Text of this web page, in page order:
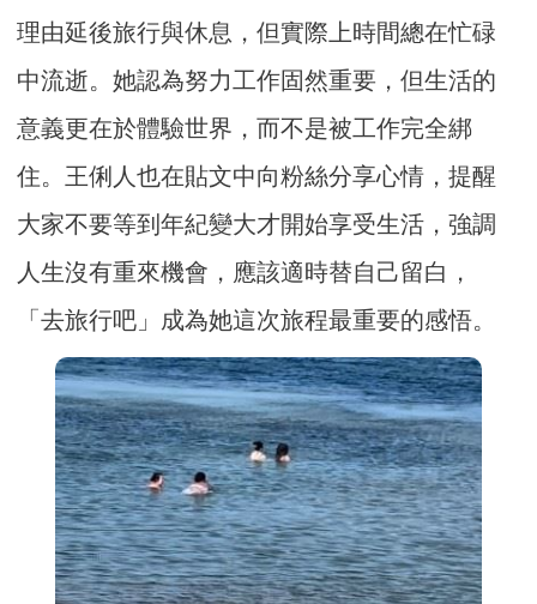
理由延後旅行與休息，但實際上時間總在忙碌
中流逝。她認為努力工作固然重要，但生活的
意義更在於體驗世界，而不是被工作完全綁
住。王俐人也在貼文中向粉絲分享心情，提醒
大家不要等到年紀變大才開始享受生活，強調
人生沒有重來機會，應該適時替自己留白，
「去旅行吧」成為她這次旅程最重要的感悟。